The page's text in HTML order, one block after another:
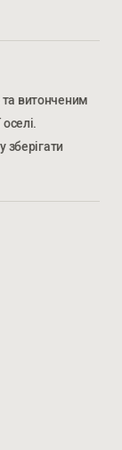
та витонченим